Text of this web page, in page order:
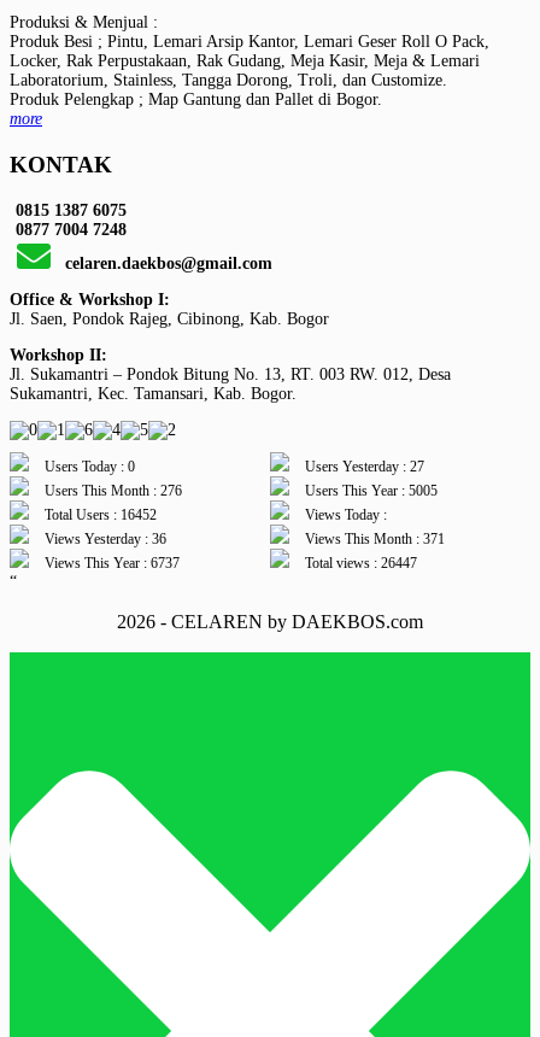
Produksi & Menjual :
Produk Besi ; Pintu, Lemari Arsip Kantor, Lemari Geser Roll O Pack,
Locker, Rak Perpustakaan, Rak Gudang, Meja Kasir, Meja & Lemari
Laboratorium, Stainless, Tangga Dorong, Troli, dan Customize.
Produk Pelengkap ; Map Gantung dan Pallet di Bogor.
more
KONTAK
0815 1387 6075
0877 7004 7248
celaren.daekbos@gmail.com
Office & Workshop I:
Jl. Saen, Pondok Rajeg, Cibinong, Kab. Bogor
Workshop II:
Jl. Sukamantri – Pondok Bitung No. 13, RT. 003 RW. 012, Desa
Sukamantri, Kec. Tamansari, Kab. Bogor.
Users Today : 0
Users Yesterday : 27
Users This Month : 276
Users This Year : 5005
Total Users : 16452
Views Today :
Views Yesterday : 36
Views This Month : 371
Views This Year : 6737
Total views : 26447
“
2026 - CELAREN by DAEKBOS.com